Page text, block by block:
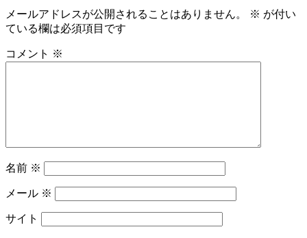
ビ
ゲ
ー
メールアドレスが公開されることはありません。 ※ が付い
ている欄は必須項目です
コメント ※
名前 ※
メール ※
サイト